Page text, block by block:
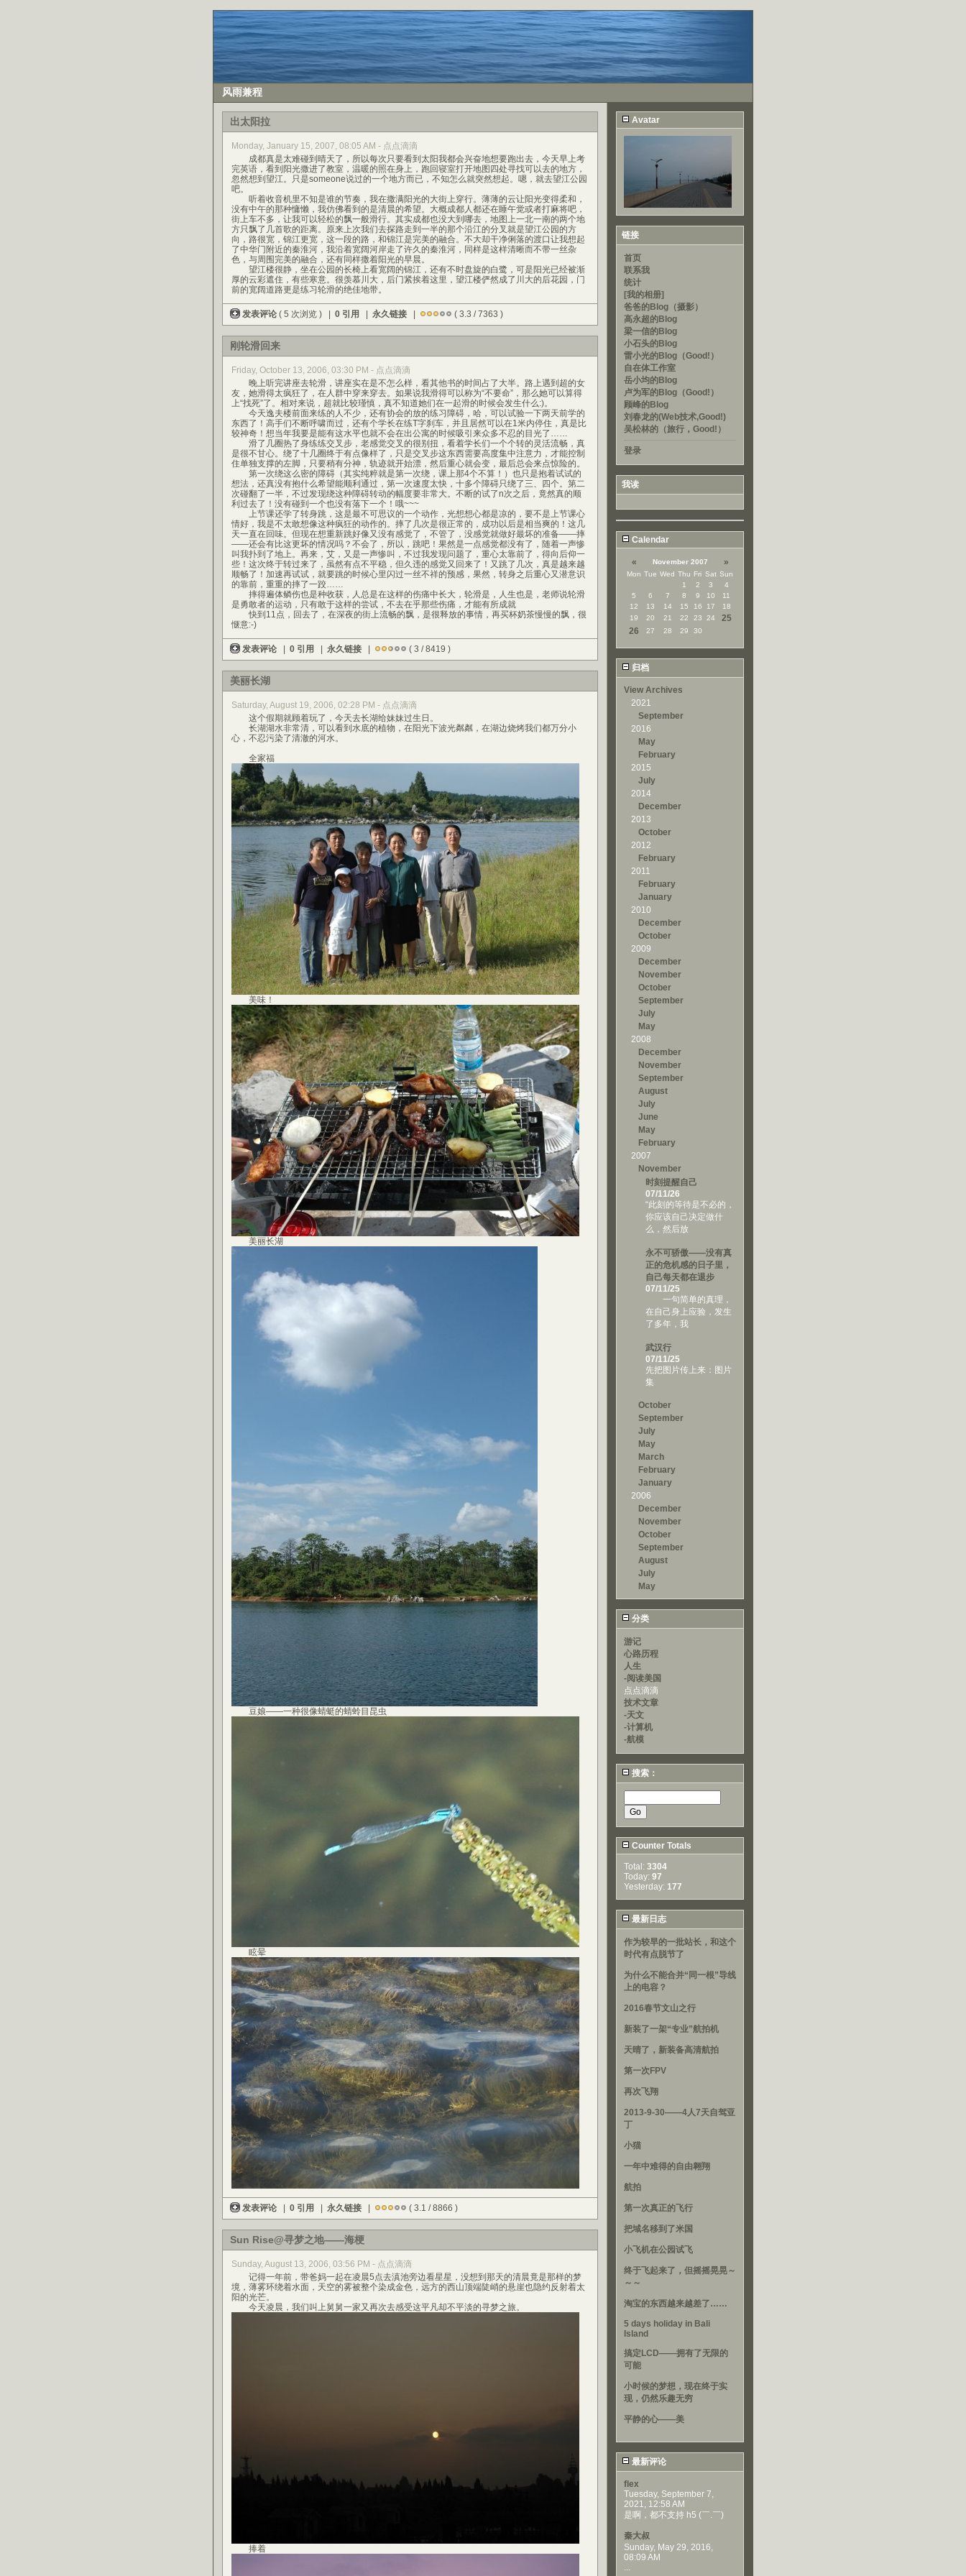
风雨兼程
出太阳拉
Monday, January 15, 2007, 08:05 AM - 点点滴滴
成都真是太难碰到晴天了，所以每次只要看到太阳我都会兴奋地想要跑出去，今天早上考
完英语，看到阳光撒进了教室，温暖的照在身上，跑回寝室打开地图四处寻找可以去的地方，
忽然想到望江。只是someone说过的一个地方而已，不知怎么就突然想起。嗯，就去望江公园
吧。
听着收音机里不知是谁的节奏，我在撒满阳光的大街上穿行。薄薄的云让阳光变得柔和，
没有中午的那种慵懒，我仿佛看到的是清晨的希望。大概成都人都还在睡午觉或者打麻将吧，
街上车不多，让我可以轻松的飘一般滑行。其实成都也没大到哪去，地图上一北一南的两个地
方只飘了几首歌的距离。原来上次我们去探路走到一半的那个沿江的分叉就是望江公园的方
向，路很宽，锦江更宽，这一段的路，和锦江是完美的融合。不大却干净俐落的渡口让我想起
了中华门附近的秦淮河，我沿着宽阔河岸走了许久的秦淮河，同样是这样清晰而不带一丝杂
色，与周围完美的融合，还有同样撒着阳光的早晨。
望江楼很静，坐在公园的长椅上看宽阔的锦江，还有不时盘旋的白鹭，可是阳光已经被渐
厚的云彩遮住，有些寒意。很羡慕川大，后门紧挨着这里，望江楼俨然成了川大的后花园，门
前的宽阔道路更是练习轮滑的绝佳地带。
发表评论 ( 5 次浏览 ) | 0 引用 永久链接 ( 3.3 / 7363 )
刚轮滑回来
Friday, October 13, 2006, 03:30 PM - 点点滴滴
晚上听完讲座去轮滑，讲座实在是不怎么样，看其他书的时间占了大半。路上遇到超的女
友，她滑得太疯狂了，在人群中穿来穿去。如果说我滑得可以称为“不要命”，那么她可以算得
上“找死”了。相对来说，超就比较瑾慎，真不知道她们在一起滑的时候会发生什么:)。
今天逸夫楼前面来练的人不少，还有协会的放的练习障碍，哈，可以试验一下两天前学的
东西了！高手们不断呼啸而过，还有个学长在练T字刹车，并且居然可以在1米内停住，真是比
较神奇！想当年我要是能有这水平也就不会在出公寓的时候吸引来众多不忍的目光了……
滑了几圈热了身练练交叉步，老感觉交叉的很别扭，看着学长们一个个转的灵活流畅，真
是很不甘心。绕了十几圈终于有点像样了，只是交叉步这东西需要高度集中注意力，才能控制
住单独支撑的左脚，只要稍有分神，轨迹就开始漂，然后重心就会变，最后总会来点惊险的。
第一次绕这么密的障碍（其实纯粹就是第一次绕，课上那4个不算！）也只是抱着试试的
想法，还真没有抱什么希望能顺利通过，第一次速度太快，十多个障碍只绕了三、四个。第二
次碰翻了一半，不过发现绕这种障碍转动的幅度要非常大。不断的试了n次之后，竟然真的顺
利过去了！没有碰到一个也没有落下一个！哦~~~
上节课还学了转身跳，这是最不可思议的一个动作，光想想心都是凉的，要不是上节课心
情好，我是不太敢想像这种疯狂的动作的。摔了几次是很正常的，成功以后是相当爽的！这几
天一直在回味。但现在想重新跳好像又没有感觉了，不管了，没感觉就做好最坏的准备——摔
——还会有比这更坏的情况吗？不会了，所以，跳吧！果然是一点感觉都没有了，随着一声惨
叫我扑到了地上。再来，艾，又是一声惨叫，不过我发现问题了，重心太靠前了，得向后仰一
些！这次终于转过来了，虽然有点不平稳，但久违的感觉又回来了！又跳了几次，真是越来越
顺畅了！加速再试试，就要跳的时候心里闪过一丝不祥的预感，果然，转身之后重心又潜意识
的靠前，重重的摔了一跤……
摔得遍体鳞伤也是种收获，人总是在这样的伤痛中长大，轮滑是，人生也是，老师说轮滑
是勇敢者的运动，只有敢于这样的尝试，不去在乎那些伤痛，才能有所成就
快到11点，回去了，在深夜的街上流畅的飘，是很释放的事情，再买杯奶茶慢慢的飘，很
惬意:-)
发表评论 0 引用 永久链接 ( 3 / 8419 )
美丽长湖
Saturday, August 19, 2006, 02:28 PM - 点点滴滴
这个假期就顾着玩了，今天去长湖给妹妹过生日。
长湖湖水非常清，可以看到水底的植物，在阳光下波光粼粼，在湖边烧烤我们都万分小
心，不忍污染了清澈的河水。
全家福
美味！
美丽长湖
豆娘——一种很像蜻蜓的蜻蛉目昆虫
眩晕
发表评论 0 引用 永久链接 ( 3.1 / 8866 )
Sun Rise@寻梦之地——海梗
Sunday, August 13, 2006, 03:56 PM - 点点滴滴
记得一年前，带爸妈一起在凌晨5点去滇池旁边看星星，没想到那天的清晨竟是那样的梦
境，薄雾环绕着水面，天空的雾被整个染成金色，远方的西山顶端陡峭的悬崖也隐约反射着太
阳的光芒。
今天凌晨，我们叫上舅舅一家又再次去感受这平凡却不平淡的寻梦之旅。
捧着
Avatar
链接
首页
联系我
统计
[我的相册]
爸爸的Blog（摄影）
高永超的Blog
梁一信的Blog
小石头的Blog
雷小光的Blog（Good!）
自在体工作室
岳小均的Blog
卢为军的Blog（Good!）
顾峰的Blog
刘春龙的(Web技术,Good!)
吴松林的（旅行，Good!）
登录
我读
Calendar
« November 2007 »
Mon Tue Wed Thu Fri Sat Sun
1
2 3
4
5
6 7 8 9 10
11
12
13 14 15 16 17
18
19
20 21 22 23 24
25
26
27 28 29 30
归档
View Archives
2021
September
2016
May
February
2015
July
2014
December
2013
October
2012
February
2011
February
January
2010
December
October
2009
December
November
October
September
July
May
2008
December
November
September
August
July
June
May
February
2007
November
时刻提醒自己
07/11/26
“此刻的等待是不必的，
你应该自己决定做什
么，然后放
永不可骄傲——没有真
正的危机感的日子里，
自己每天都在退步
07/11/25
一句简单的真理，
在自己身上应验，发生
了多年，我
武汉行
07/11/25
先把图片传上来：图片
集
October
September
July
May
March
February
January
2006
December
November
October
September
August
July
May
分类
游记
心路历程
人生
-阅读美国
点点滴滴
技术文章
-天文
-计算机
-航模
搜索：
Counter Totals
Total: 3304
Today: 97
Yesterday: 177
最新日志
作为较早的一批站长，和这个
时代有点脱节了
为什么不能合并“同一根”导线
上的电容？
2016春节文山之行
新装了一架“专业”航拍机
天晴了，新装备高清航拍
第一次FPV
再次飞翔
2013-9-30——4人7天自驾亚
丁
小猫
一年中难得的自由翱翔
航拍
第一次真正的飞行
把域名移到了米国
小飞机在公园试飞
终于飞起来了，但摇摇晃晃～
～～
淘宝的东西越来越差了……
5 days holiday in Bali
Island
搞定LCD——拥有了无限的
可能
小时候的梦想，现在终于实
现，仍然乐趣无穷
平静的心——美
最新评论
flex
Tuesday, September 7,
2021, 12:58 AM
是啊，都不支持 h5 (￣.￣)
秦大叔
Sunday, May 29, 2016,
08:09 AM
...